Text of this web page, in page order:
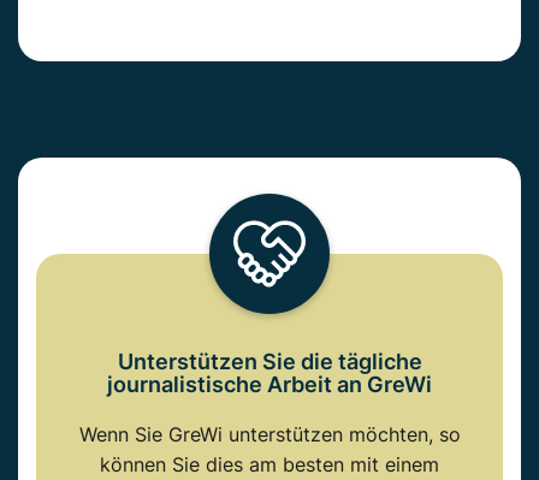
Unterstützen Sie die tägliche
journalistische Arbeit an GreWi
Wenn Sie GreWi unterstützen möchten, so
können Sie dies am besten mit einem